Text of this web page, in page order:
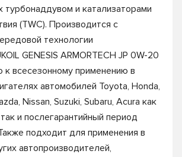
турбонаддувом и катализаторами
(TWC). Производится с
технологии
GENESIS ARMORTECH JP 0W-20
к всесезонному применению в
автомобилей Toyota, Honda,
Nissan, Suzuki, Subaru, Acura как
и послегарантийный период
подходит для применения в
автопроизводителей,